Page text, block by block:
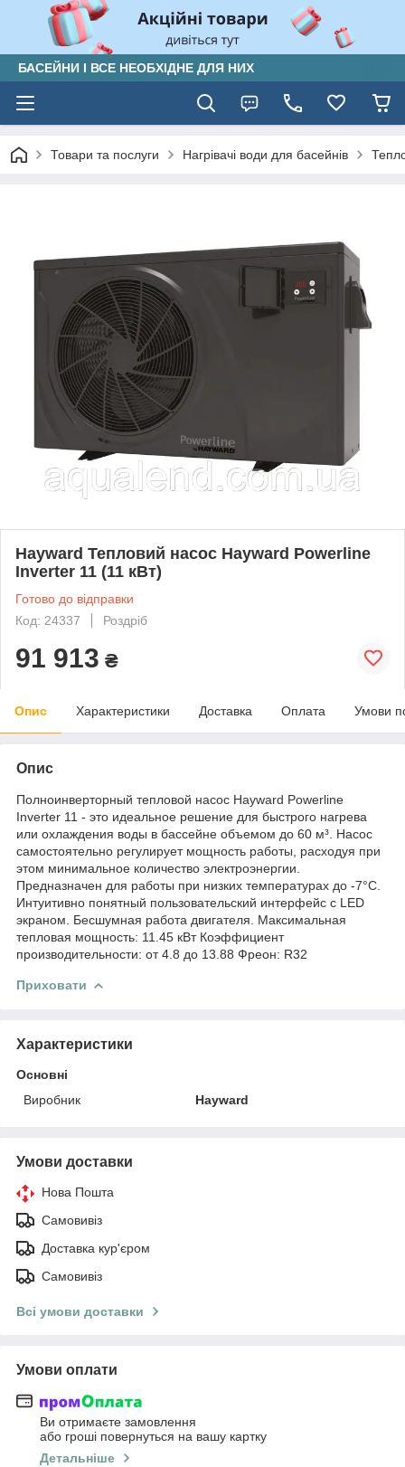
БАСЕЙНИ І ВСЕ НЕОБХІДНЕ ДЛЯ НИХ
Товари та послуги Нагрівачі води для басейнів
Hayward Тепловий насос Hayward Powerline
Inverter 11 (11 кВт)
Готово до відправки
Код: 24337
Роздріб
91 913 ₴
Опис Характеристики Доставка Оплата Умови
Опис
Полноинверторный тепловой насос Hayward Powerline
Inverter 11 - это идеальное решение для быстрого нагрева
или охлаждения воды в бассейне объемом до 60 м³. Насос
самостоятельно регулирует мощность работы, расходуя при
этом минимальное количество электроэнергии.
Предназначен для работы при низких температурах до -7°С.
Интуитивно понятный пользовательский интерфейс с LED
экраном. Бесшумная работа двигателя. Максимальная
тепловая мощность: 11.45 кВт Коэффициент
производительности: от 4.8 до 13.88 Фреон: R32
Приховати
Характеристики
Основні
Виробник
Hayward
Умови доставки
Нова Пошта
Самовивіз
Доставка кур'єром
Самовивіз
Всі умови доставки
Умови оплати
Ви отримаєте замовлення
або гроші повернуться на вашу картку
Детальніше